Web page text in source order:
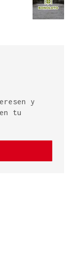
y
tu